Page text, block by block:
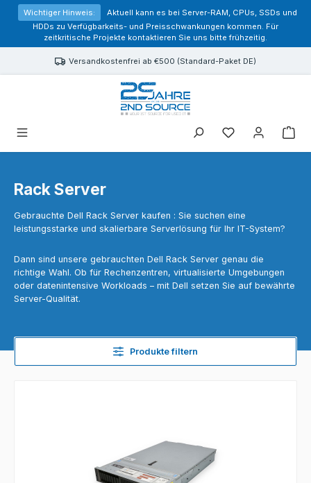
springen
Wichtiger Hinweis:
Aktuell kann es bei Server-RAM, CPUs, SSDs und
HDDs zu Verfügbarkeits- und Preisschwankungen kommen. Für
zeitkritische Projekte kontaktieren Sie uns bitte frühzeitig.
Versandkostenfrei ab €500 (Standard-Paket DE)
Sie haben 0
Rack Server
Gebrauchte Dell Rack Server kaufen : Sie suchen eine
leistungsstarke und skalierbare Serverlösung für Ihr IT-System?
Dann sind unsere gebrauchten Dell Rack Server genau die
richtige Wahl. Ob für Rechenzentren, virtualisierte Umgebungen
oder datenintensive Workloads – mit Dell setzen Sie auf bewährte
Server-Qualität.
Produkte filtern